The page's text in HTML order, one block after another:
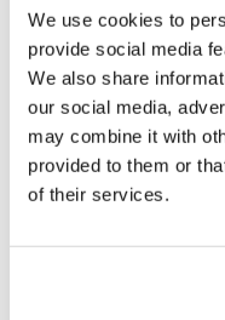
We use cookies to
provide social media
We also share
our social media,
may combine it with
provided to them or
of their services.